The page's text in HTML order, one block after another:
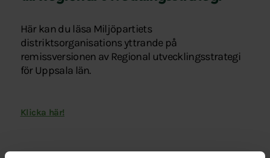
Här kan du läsa Miljöpartiets
distriktsorganisations yttrande på
remissversionen av Regional utvecklingsstrategi
för Uppsala län.
Klicka här!